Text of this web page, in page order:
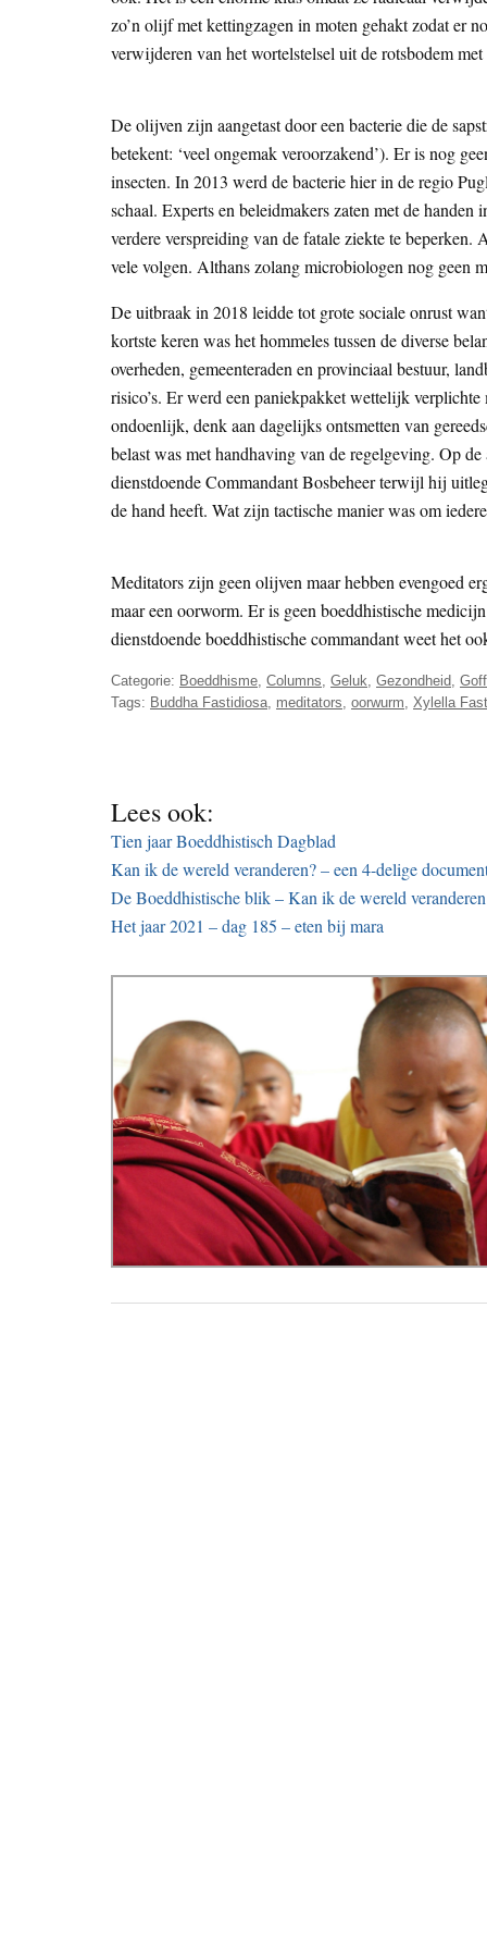
zo’n olijf met kettingzagen in moten gehakt zodat er
verwijderen van het wortelstelsel uit de rotsbodem
De olijven zijn aangetast door een bacterie die de
betekent: ‘veel ongemak veroorzakend’). Er is nog
insecten. In 2013 werd de bacterie hier in de regio
schaal. Experts en beleidmakers zaten met de
verdere verspreiding van de fatale ziekte te
vele volgen. Althans zolang microbiologen nog geen
De uitbraak in 2018 leidde tot grote sociale onrust
kortste keren was het hommeles tussen de diverse
overheden, gemeenteraden en provinciaal bestuur,
risico’s. Er werd een paniekpakket wettelijk
ondoenlijk, denk aan dagelijks ontsmetten van
belast was met handhaving van de regelgeving. Op
dienstdoende Commandant Bosbeheer terwijl hij
de hand heeft. Wat zijn tactische manier was om
Meditators zijn geen olijven maar hebben evengoed
maar een oorworm. Er is geen boeddhistische
dienstdoende boeddhistische commandant weet het
Categorie: Boeddhisme, Columns, Geluk, Gezondheid,
Tags: Buddha Fastidiosa, meditators, oorwurm, Xylella
Lees ook:
Tien jaar Boeddhistisch Dagblad
Kan ik de wereld veranderen? – een 4-delige
De Boeddhistische blik – Kan ik de wereld
Het jaar 2021 – dag 185 – eten bij mara